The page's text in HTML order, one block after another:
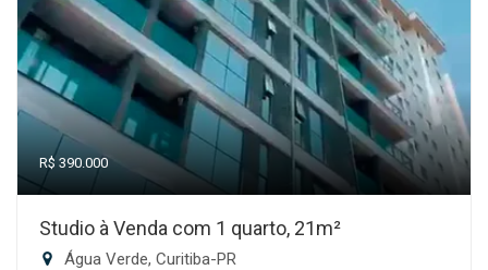
R$ 390.000
Studio à Venda com 1 quarto, 21m²
Água Verde, Curitiba-PR